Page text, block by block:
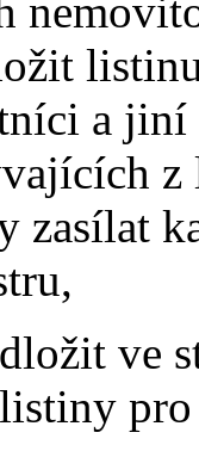
a jiní
z
zasílat
ve